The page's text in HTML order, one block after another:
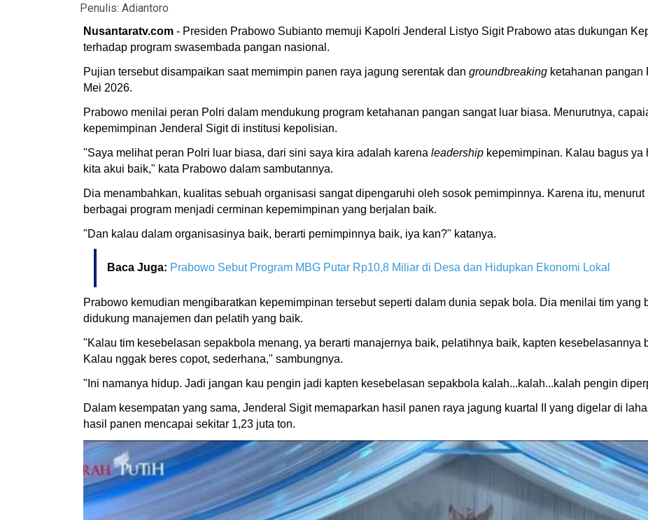
Penulis: Adiantoro
Nusantaratv.com - Presiden Prabowo Subianto memuji Kapolri Jenderal Listyo Sigit Prabowo atas dukungan
terhadap program swasembada pangan nasional.
Pujian tersebut disampaikan saat memimpin panen raya jagung serentak dan groundbreaking ketahanan pangan
Mei 2026.
Prabowo menilai peran Polri dalam mendukung program ketahanan pangan sangat luar biasa. Menurutnya,
kepemimpinan Jenderal Sigit di institusi kepolisian.
"Saya melihat peran Polri luar biasa, dari sini saya kira adalah karena leadership kepemimpinan. Kalau bagus
kita akui baik," kata Prabowo dalam sambutannya.
Dia menambahkan, kualitas sebuah organisasi sangat dipengaruhi oleh sosok pemimpinnya. Karena itu,
berbagai program menjadi cerminan kepemimpinan yang berjalan baik.
"Dan kalau dalam organisasinya baik, berarti pemimpinnya baik, iya kan?" katanya.
Baca Juga: Prabowo Sebut Program MBG Putar Rp10,8 Miliar di Desa dan Hidupkan Ekonomi Lokal
Prabowo kemudian mengibaratkan kepemimpinan tersebut seperti dalam dunia sepak bola. Dia menilai tim yang
didukung manajemen dan pelatih yang baik.
"Kalau tim kesebelasan sepakbola menang, ya berarti manajernya baik, pelatihnya baik, kapten kesebelasannya
Kalau nggak beres copot, sederhana," sambungnya.
"Ini namanya hidup. Jadi jangan kau pengin jadi kapten kesebelasan sepakbola kalah...kalah...kalah pengin
Dalam kesempatan yang sama, Jenderal Sigit memaparkan hasil panen raya jagung kuartal II yang digelar di
hasil panen mencapai sekitar 1,23 juta ton.